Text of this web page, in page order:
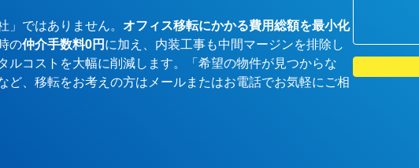
ではありません。 オフィス移転にかかる費用総額を最小化
の仲介手数料0円に加え、内装工事も中間マージンを排除し
ルコストを大幅に削減します。「希望の物件が見つからな
ど、移転をお考えの方はメールまたはお電話でお気軽にご相